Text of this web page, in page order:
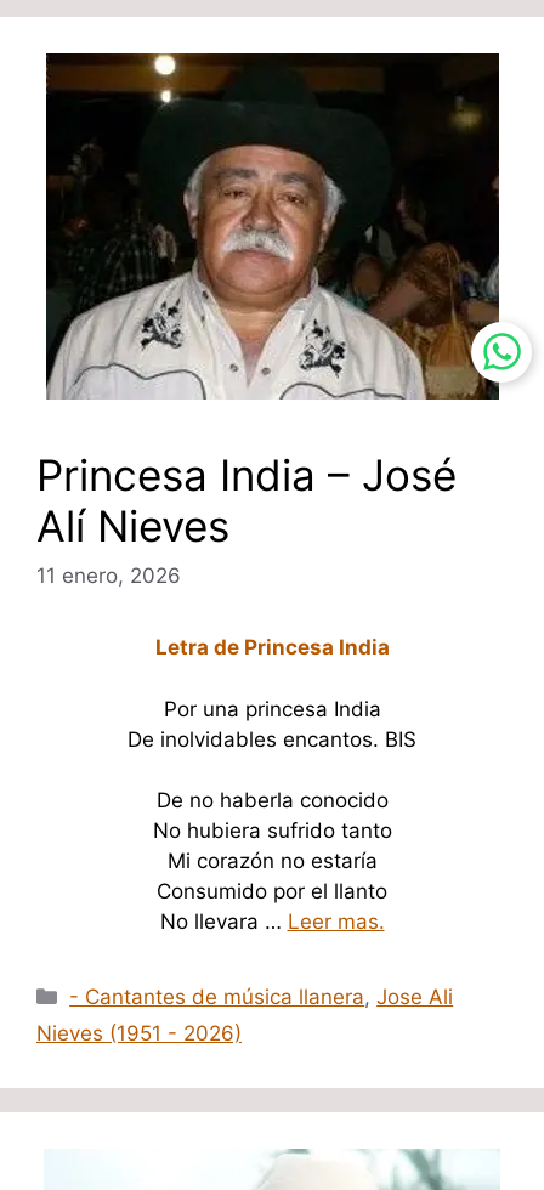
Princesa India – José
Alí Nieves
11 enero, 2026
Letra de Princesa India
Por una princesa India
De inolvidables encantos. BIS
De no haberla conocido
No hubiera sufrido tanto
Mi corazón no estaría
Consumido por el llanto
No llevara … Leer mas.
Categorías
- Cantantes de música llanera,Jose Ali
Nieves (1951 - 2026)